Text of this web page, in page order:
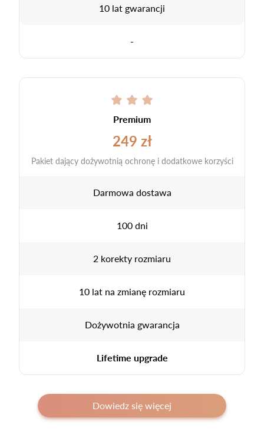
10 lat gwarancji
-
Premium
249 zł
Pakiet dający dożywotnią ochronę i dodatkowe korzyści
Darmowa dostawa
100 dni
2 korekty rozmiaru
10 lat na zmianę rozmiaru
Dożywotnia gwarancja
Lifetime upgrade
Dowiedz się więcej